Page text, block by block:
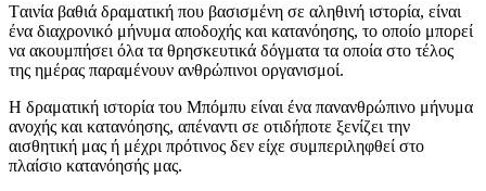
Tαινία βαθιά δραματική που βασισμένη σε αληθινή ιστορία, είναι
ένα διαχρονικό μήνυμα αποδοχής και κατανόησης, το οποίο μπορεί
να ακουμπήσει όλα τα θρησκευτικά δόγματα τα οποία στο τέλος
της ημέρας παραμένουν ανθρώπινοι οργανισμοί.
Η δραματική ιστορία του Μπόμπυ είναι ένα πανανθρώπινο μήνυμα
ανοχής και κατανόησης, απέναντι σε οτιδήποτε ξενίζει την
αισθητική μας ή μέχρι πρότινος δεν είχε συμπεριληφθεί στο
πλαίσιο κατανόησής μας.